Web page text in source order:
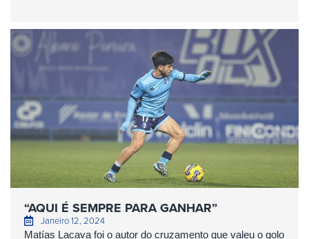
“AQUI É SEMPRE PARA GANHAR”
Janeiro 12, 2024
Matías Lacava foi o autor do cruzamento que valeu o golo